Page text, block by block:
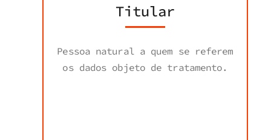
Titular
Pessoa natural a quem se referem
os dados objeto de tratamento.